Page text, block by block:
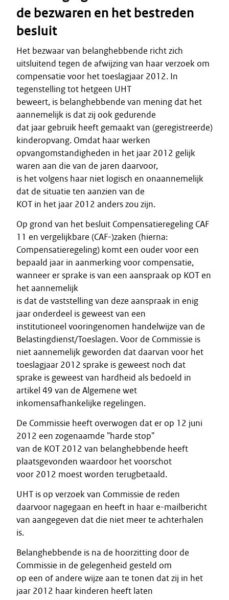
de bezwaren en het bestreden
besluit
Het bezwaar van belanghebbende richt zich
uitsluitend tegen de afwijzing van haar verzoek om
compensatie voor het toeslagjaar 2012. In
tegenstelling tot hetgeen UHT
beweert, is belanghebbende van mening dat het
aannemelijk is dat zij ook gedurende
dat jaar gebruik heeft gemaakt van (geregistreerde)
kinderopvang. Omdat haar werken
opvangomstandigheden in het jaar 2012 gelijk
waren aan die van de jaren daarvoor,
is het volgens haar niet logisch en onaannemelijk
dat de situatie ten aanzien van de
KOT in het jaar 2012 anders zou zijn.
Op grond van het besluit Compensatieregeling CAF
11 en vergelijkbare (CAF-)zaken (hierna:
Compensatieregeling) komt een ouder voor een
bepaald jaar in aanmerking voor compensatie,
wanneer er sprake is van een aanspraak op KOT en
het aannemelijk
is dat de vaststelling van deze aanspraak in enig
jaar onderdeel is geweest van een
institutioneel vooringenomen handelwijze van de
Belastingdienst/Toeslagen. Voor de Commissie is
niet aannemelijk geworden dat daarvan voor het
toeslagjaar 2012 sprake is geweest noch dat
sprake is geweest van hardheid als bedoeld in
artikel 49 van de Algemene wet
inkomensafhankelijke regelingen.
De Commissie heeft overwogen dat er op 12 juni
2012 een zogenaamde "harde stop"
van de KOT 2012 van belanghebbende heeft
plaatsgevonden waardoor het voorschot
voor 2012 moest worden terugbetaald.
UHT is op verzoek van Commissie de reden
daarvoor nagegaan en heeft in haar e-mailbericht
van aangegeven dat die niet meer te achterhalen
is.
Belanghebbende is na de hoorzitting door de
Commissie in de gelegenheid gesteld om
op een of andere wijze aan te tonen dat zij in het
jaar 2012 haar kinderen heeft laten